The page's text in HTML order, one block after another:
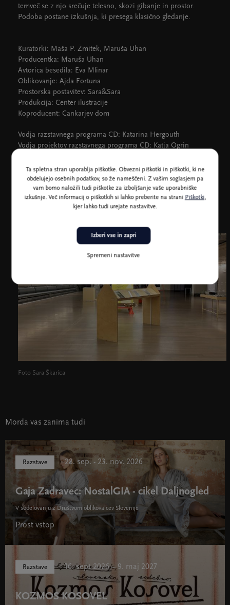
temveč se z njo srečuje telesno, skozi gibanje in prostor.
Podoba postane izkušnja, ki presega klasično gledanje.
Kuratorki: Maša P. Žmitek, Maruša Uhan
Producentka: Maruša Uhan
Avtorica besedila: Eva Mlinar
Oblikovanje: Ajda Fortuna
Prostorska postavitev: Sara&Sara
Produkcija: Center ilustracije
Koproducent: Cankarjev dom
Vodja razstavnega programa CD: Katarina Hergouth
Vodja projektov razstavnega programa CD: Katja Ogrin
Odnosi z javnostmi CD: Zvezdana Lazar Bursać
Lektura: mag. Sonja Košmrlj
Prevod: mag. Anina Oblak
Tehnična izvedba: Cankarjev dom
Foto Sara Škarica
Morda vas zanima tudi
Razstave 28. sep. - 23. nov. 2026
Gaja Zadravec: NostalGIA - cikel Daljnogled
V sodelovanju z Društvom oblikovalcev Slovenije
Prost vstop
Razstave 16. sept 2026 – 9. maj 2027
KOZMOS KOSOVEL
Ta spletna stran uporablja piškotke. Obvezni piškotki in piškotki, ki ne
obdelujejo osebnih podatkov, so že nameščeni. Z vašim soglasjem pa
vam bomo naložili tudi piškotke za izboljšanje vaše uporabniške
izkušnje. Več informacij o piškotkih si lahko preberite na strani Piškotki,
kjer lahko tudi urejate nastavitve.
Spremeni nastavitve
Izberi vse in zapri